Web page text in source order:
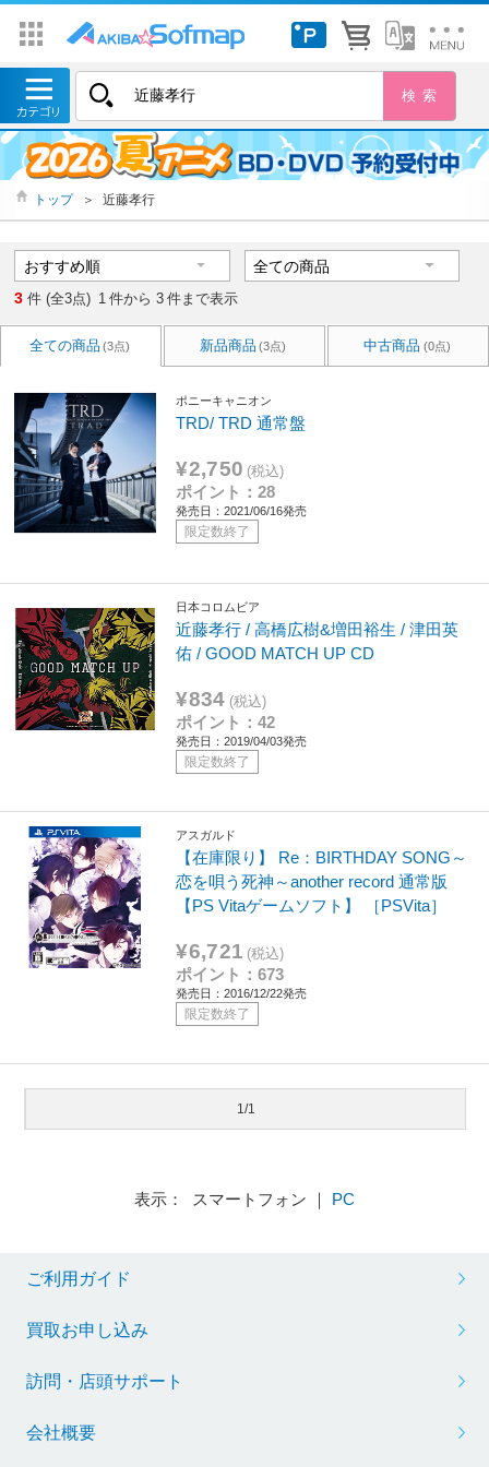
トップ ＞ 近藤孝行
3 件 (全3点) 1 件から 3 件まで表示
全ての商品 (3点) 新品商品 (3点) 中古商品 (0点)
ポニーキャニオン
TRD/ TRD 通常盤
¥2,750 (税込)
ポイント：28
発売日：2021/06/16発売
限定数終了
日本コロムビア
近藤孝行 / 高橋広樹&増田裕生 / 津田英
佑 / GOOD MATCH UP CD
¥834 (税込)
ポイント：42
発売日：2019/04/03発売
限定数終了
アスガルド
【在庫限り】 Re：BIRTHDAY SONG～
恋を唄う死神～another record 通常版
【PS Vitaゲームソフト】 ［PSVita］
¥6,721 (税込)
ポイント：673
発売日：2016/12/22発売
限定数終了
1/1
表示： スマートフォン ｜ PC
ご利用ガイド
買取お申し込み
訪問・店頭サポート
会社概要